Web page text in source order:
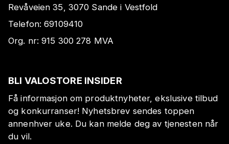
Revåveien 35, 3070 Sande i Vestfold
Telefon:69109410
Org. nr:915 300 278 MVA
BLI VALOSTORE INSIDER
Få informasjon om produktnyheter, ekslusive tilbud
og konkurranser! Nyhetsbrev sendes toppen
annenhver uke. Du kan melde deg av tjenesten når
du vil.